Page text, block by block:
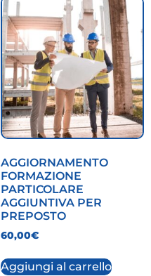
AGGIORNAMENTO
FORMAZIONE
PARTICOLARE
AGGIUNTIVA PER
PREPOSTO
60,00€
Aggiungi al carrello